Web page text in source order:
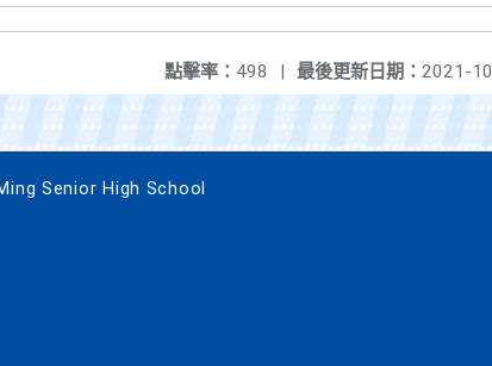
最後更新日期： 2021-
點擊率： 498 |
Senior High School